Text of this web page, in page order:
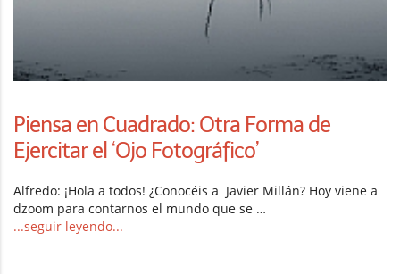
Piensa en Cuadrado: Otra Forma de
Ejercitar el ‘Ojo Fotográfico’
Alfredo: ¡Hola a todos! ¿Conocéis a Javier Millán? Hoy viene a
dzoom para contarnos el mundo que se …
...seguir leyendo...